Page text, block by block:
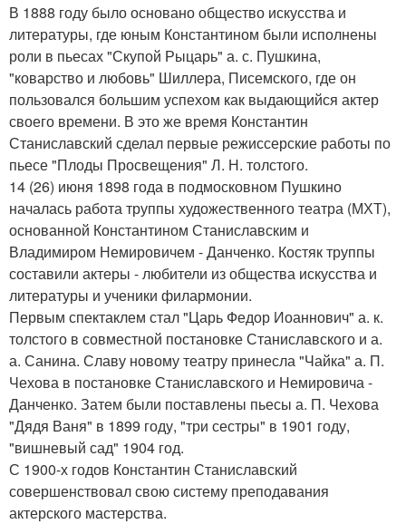
В 1888 году было основано общество искусства и
литературы, где юным Константином были исполнены
роли в пьесах "Скупой Рыцарь" а. с. Пушкина,
"коварство и любовь" Шиллера, Писемского, где он
пользовался большим успехом как выдающийся актер
своего времени. В это же время Константин
Станиславский сделал первые режиссерские работы по
пьесе "Плоды Просвещения" Л. Н. толстого.
14 (26) июня 1898 года в подмосковном Пушкино
началась работа труппы художественного театра (МХТ),
основанной Константином Станиславским и
Владимиром Немировичем - Данченко. Костяк труппы
составили актеры - любители из общества искусства и
литературы и ученики филармонии.
Первым спектаклем стал "Царь Федор Иоаннович" а. к.
толстого в совместной постановке Станиславского и а.
а. Санина. Славу новому театру принесла "Чайка" а. П.
Чехова в постановке Станиславского и Немировича -
Данченко. Затем были поставлены пьесы а. П. Чехова
"Дядя Ваня" в 1899 году, "три сестры" в 1901 году,
"вишневый сад" 1904 год.
С 1900-х годов Константин Станиславский
совершенствовал свою систему преподавания
актерского мастерства.